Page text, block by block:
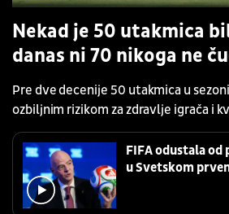
Nekad je 50 utakmica
danas ni 70 nikoga ne
Pre dve decenije 50 utakmica u
ozbiljnim rizikom za zdravlje igrača i
FIFA odustala od
u Svetskom